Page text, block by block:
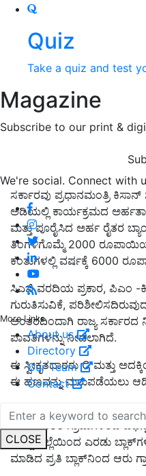
Quiz
Take a quiz and test
Magazine
Subscribe to our print &
We're social. Connect with
More Links
About us
Directory
Our Team
Contact
CLOSE
ಸರ್ಕಾರವು ಪ್ರಧಾನಮಂತ್ರಿ
ಅಡಿಯಲ್ಲಿ ಕಾರ್ಯಕ್ರಮದ
ಮತ್ತು ಪೂರೈಸಿದ ಅರ್ಹ ರೈತರ
ತಿಂಗಳಿಗೊಮ್ಮೆ 2000
ಕಂತುಗಳಲ್ಲಿ ವರ್ಷಕ್ಕೆ 6000
ಸಿಎಜಿ ವರದಿಯ ಪ್ರಕಾರ, ಪಿಎಂ
ಗುರುತಿಸುವಿಕೆ,
ಅಂತರದಿಂದಾಗಿ ರಾಜ್ಯ ಸರ್ಕಾರದ
ಪಾವತಿಗಳನ್ನು ನೀಡಲಾಗಿದೆ.
ಈ ಸ್ವೀಕೃತದಾರರು C ಮತ್ತು
ಈ ಹಣವನ್ನು ಮರುಪಡೆಯಲು
ಲೆಕ್ಕ ಪರಿಶೋಧನೆಗಾಗಿ ಹರಿಯಾಣದ
ಮತ್ತು 7,356 ಗ್ರಾಮಗಳಿಂದ
ಆಯ್ದ ಜಿಲ್ಲೆಯಿಂದ ಎರಡು
ಮಾಡಿದ ಪ್ರತಿ ಬ್ಲಾಕ್‌ನಿಂದ ಆರು